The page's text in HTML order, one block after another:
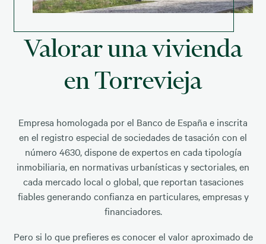
Valorar una vivienda
en Torrevieja
Empresa homologada por el Banco de España e inscrita
en el registro especial de sociedades de tasación con el
número 4630, dispone de expertos en cada tipología
inmobiliaria, en normativas urbanísticas y sectoriales, en
cada mercado local o global, que reportan tasaciones
fiables generando confianza en particulares, empresas y
financiadores.
Pero si lo que prefieres es conocer el valor aproximado de